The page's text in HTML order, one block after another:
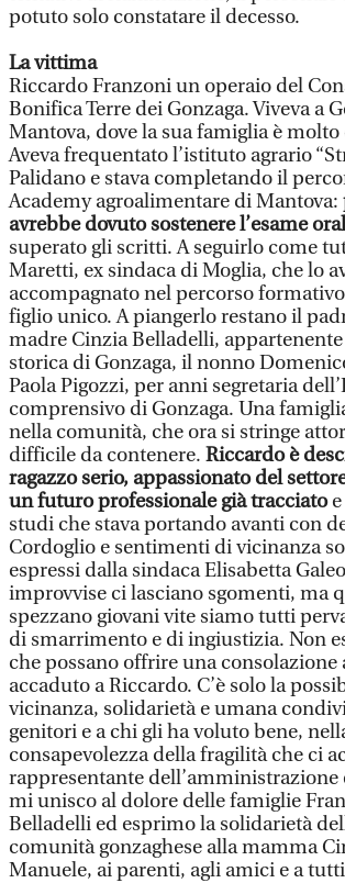
potuto solo constatare il decesso.
La vittima
Riccardo Franzoni un operaio del
Bonifica Terre dei Gonzaga. Viveva a
Mantova, dove la sua famiglia è
Aveva frequentato l’istituto agrario
Palidano e stava completando il
Academy agroalimentare di Mantova:
avrebbe dovuto sostenere l’esame oral
superato gli scritti. A seguirlo come
Maretti, ex sindaca di Moglia, che lo
accompagnato nel percorso
figlio unico. A piangerlo restano il
madre Cinzia Belladelli,
storica di Gonzaga, il nonno
Paola Pigozzi, per anni segretaria
comprensivo di Gonzaga. Una
nella comunità, che ora si stringe
difficile da contenere. Riccardo è
ragazzo serio, appassionato del
un futuro professionale già tracciatoe
studi che stava portando avanti con
Cordoglio e sentimenti di vicinanza
espressi dalla sindaca Elisabetta
improvvise ci lasciano sgomenti, ma
spezzano giovani vite siamo tutti
di smarrimento e di ingiustizia. Non
che possano offrire una consolazione
accaduto a Riccardo. C’è solo la
vicinanza, solidarietà e umana
genitori e a chi gli ha voluto bene,
consapevolezza della fragilità che ci
rappresentante dell’amministrazione
mi unisco al dolore delle famiglie
Belladelli ed esprimo la solidarietà
comunità gonzaghese alla mamma
Manuele, ai parenti, agli amici e a